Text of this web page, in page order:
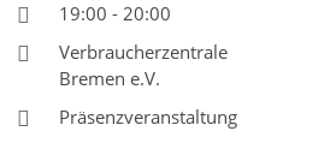
19:00 - 20:00
Verbraucherzentrale
Bremen e.V.
Präsenzveranstaltung